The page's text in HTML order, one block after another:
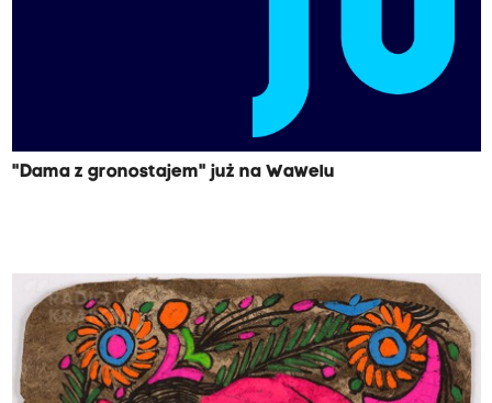
"Dama z gronostajem" już na Wawelu